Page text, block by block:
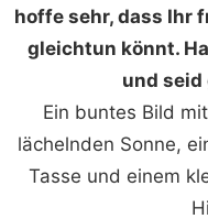
hoffe sehr, dass Ihr
gleichtun könnt.
und seid
Ein buntes Bild
lächelnden Sonne,
Tasse und einem